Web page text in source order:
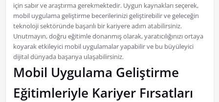
için sabır ve araştırma gerekmektedir. Uygun kaynakları seçerek,
mobil uygulama geliştirme becerilerinizi geliştirebilir ve geleceğin
teknoloji sektöründe başarılı bir kariyere adım atabilirsiniz.
Unutmayın, doğru eğitimle donanmış olarak, yaratıcılığınızı ortaya
koyarak etkileyici mobil uygulamalar yapabilir ve bu büyüleyici
dijital dünyada başarıya ulaşabilirsiniz.
Mobil Uygulama Geliştirme
Eğitimleriyle Kariyer Fırsatları